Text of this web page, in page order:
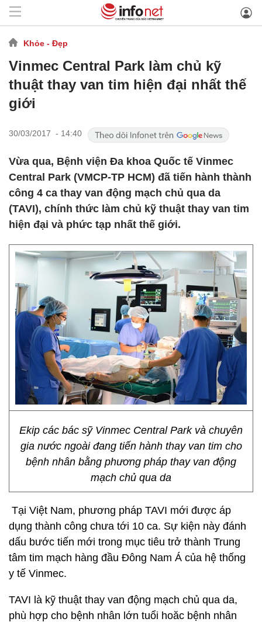
Khỏe - Đẹp
Vinmec Central Park làm chủ kỹ
thuật thay van tim hiện đại nhất thế
giới
30/03/2017 - 14:40
Vừa qua, Bệnh viện Đa khoa Quốc tế Vinmec
Central Park (VMCP-TP HCM) đã tiến hành thành
công 4 ca thay van động mạch chủ qua da
(TAVI), chính thức làm chủ kỹ thuật thay van tim
hiện đại và phức tạp nhất thế giới.
​Ekip các bác sỹ Vinmec Central Park và chuyên
gia nước ngoài đang tiến hành thay van tim cho
bệnh nhân bằng phương pháp thay van động
mạch chủ qua da
Tại Việt Nam, phương pháp TAVI mới được áp
dụng thành công chưa tới 10 ca. Sự kiện này đánh
dấu bước tiến mới trong mục tiêu trở thành Trung
tâm tim mạch hàng đầu Đông Nam Á của hệ thống
y tế Vinmec.
TAVI là kỹ thuật thay van động mạch chủ qua da,
phù hợp cho bệnh nhân lớn tuổi hoăc bệnh nhân